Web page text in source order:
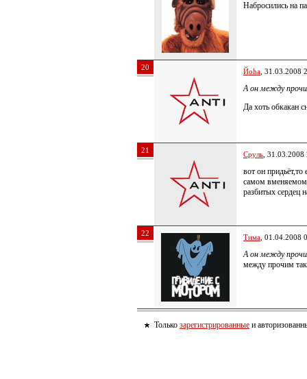
Набросились на
20 Йoha , 31.03.2008
А он между
Да хоть обкакан
21 Сруль ,
вот он придьёт,то
самом вменяемом
разбитых сердец
22 Тима , 01.04.2008
А он между
между прочим
Только зарегистрированные и